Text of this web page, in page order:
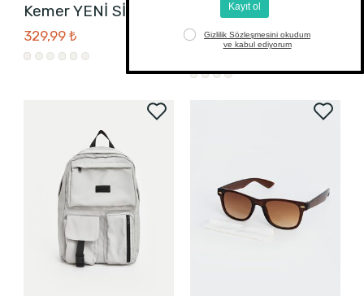
Kemer YENİ SİYAH
329,99 ₺
Laptop Çantası
SİYAH
699,99 ₺